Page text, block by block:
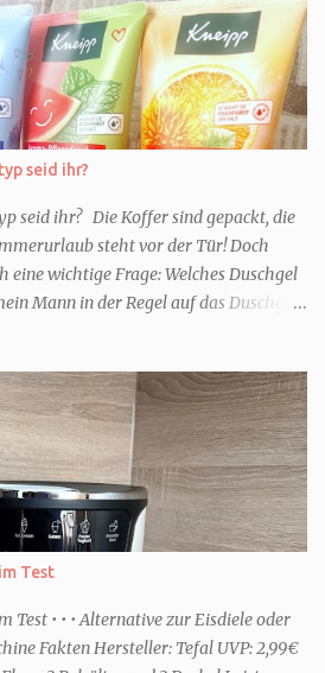
seid ihr?
seid ihr? Die Koffer sind gepackt, die
steht vor der Tür! Doch
eine wichtige Frage: Welches Duschgel
Mann in der Regel auf das Duschgel
Falls ihr ähnlich denkt, lasst
Duschtyp ihr seid. TYP
oder Städtetrip - für euch gehört
oder Cocktail, vielleicht ein gutes Buch
zu beobachten und genießt
seid ihr wie ich der Typ Genießer.
Düfte die zur Jahreszeit passen, weil
wie die Kneipp Aroma-Pflegedusche
Test
Test • • • Alternative zur Eisdiele oder
Fakten Hersteller: Tefal UVP: 2,99€